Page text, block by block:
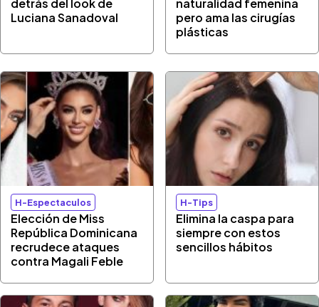
Luciana Sanadoval
pero ama las cirugías
plásticas
H-Espectaculos
Elección de Miss
República Dominicana
recrudece ataques
contra Magali Feble
H-Tips
Elimina la caspa para
siempre con estos
sencillos hábitos